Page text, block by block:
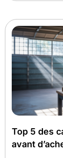
Top 5 des
avant